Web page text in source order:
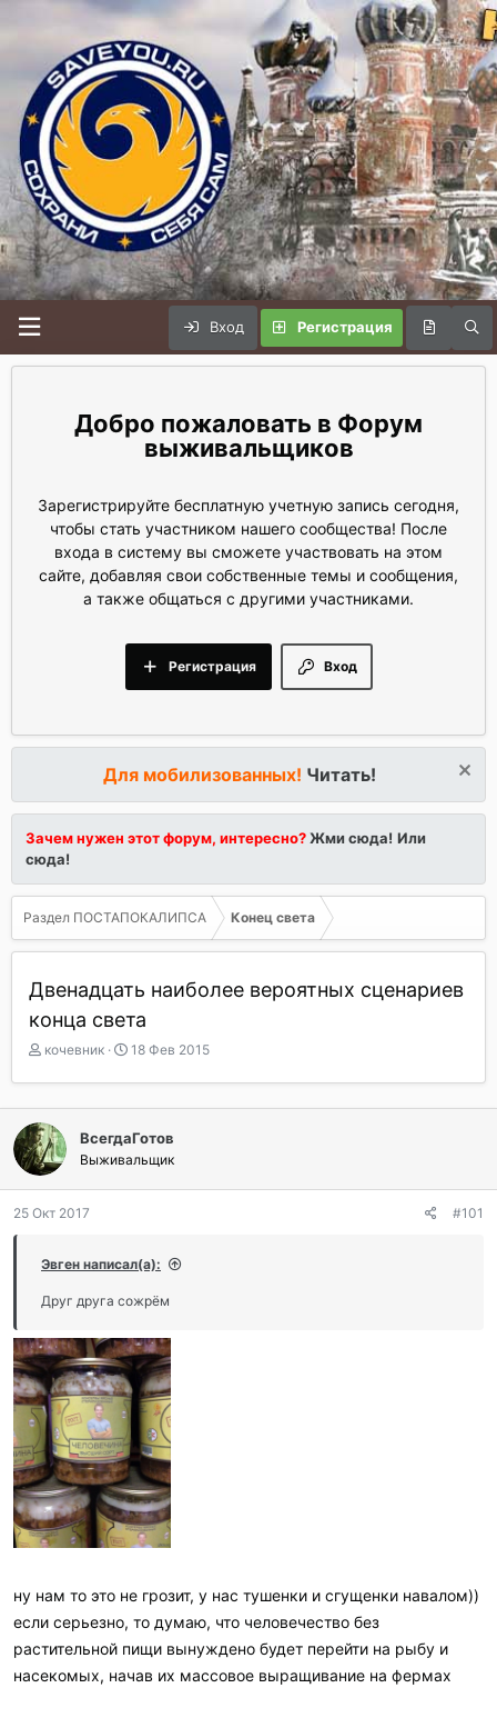
Вход Регистрация
Форум
выживальщиков
Зарегистрируйте бесплатную учетную запись сегодня,
чтобы стать участником нашего сообщества! После
входа в систему вы сможете участвовать на этом
сайте, добавляя свои собственные темы и сообщения,
а также общаться с другими участниками.
Вход
Регистрация
Для мобилизованных! Читать!
Зачем нужен этот форум, интересно?Жми сюда! Или
сюда!
Раздел ПОСТАПОКАЛИПСА Конец света
Двенадцать наиболее вероятных сценариев
конца света
А
т
о
р
т
е
м
ы
кочевник
Д
т
а
н
а
ч
а
18 Фев 2015
ВсегдаГотов
Выживальщик
25 Окт 2017 #101
Эвген написал(а):
Друг друга сожрём
ну нам то это не грозит, у нас тушенки и сгущенки навалом))
если серьезно, то думаю, что человечество без
растительной пищи вынуждено будет перейти на рыбу и
насекомых, начав их массовое выращивание на фермах